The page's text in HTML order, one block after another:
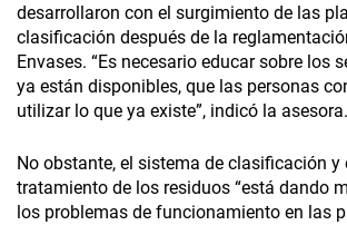
desarrollaron con el surgimiento de las
clasificación después de la
Envases. “Es necesario educar sobre los
ya están disponibles, que las personas
utilizar lo que ya existe”, indicó la asesora.
No obstante, el sistema de clasificación y
tratamiento de los residuos “está dando
los problemas de funcionamiento en las